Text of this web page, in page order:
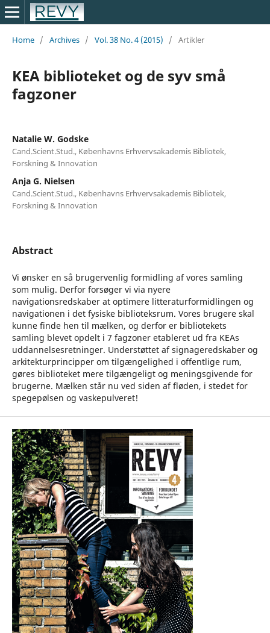
Home / Archives / Vol. 38 No. 4 (2015) / Artikler
KEA biblioteket og de syv små
fagzoner
Natalie W. Godske
Cand.Scient.Stud., Københavns Erhvervsakademis Bibliotek,
Forskning & Innovation
Anja G. Nielsen
Cand.Scient.Stud., Københavns Erhvervsakademis Bibliotek,
Forskning & Innovation
Abstract
Vi ønsker en så brugervenlig formidling af vores samling
som mulig. Derfor forsøger vi via nyere
navigationsredskaber at optimere litteraturformidlingen og
navigationen i det fysiske biblioteksrum. Vores brugere skal
kunne finde hen til mælken, og derfor er bibliotekets
samling blevet opdelt i 7 fagzoner etableret ud fra KEAs
uddannelsesretninger. Understøttet af signageredskaber og
arkitekturprincipper om tilgængelighed i offentlige rum,
gøres biblioteket mere tilgængeligt og meningsgivende for
brugerne. Mælken står nu ved siden af fløden, i stedet for
spegepølsen og vaskepulveret!